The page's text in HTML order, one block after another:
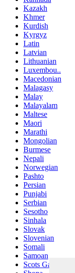
Kazakh
Khmer
Kurdish
Kyrgyz
Latin
Latvian
Lithuanian
Luxembou..
Macedonian
Malagasy
Malay
Malayalam
Maltese
Maori
Marathi
Mongolian
Burmese
Nepali
Norwegian
Pashto
Persian
Punjabi
Serbian
Sesotho
Sinhala
Slovak
Slovenian
Somali
Samoan
Scots Gaelic